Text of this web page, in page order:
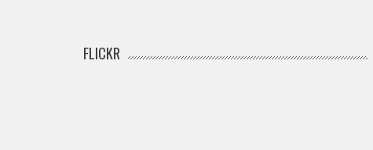
FLICKR